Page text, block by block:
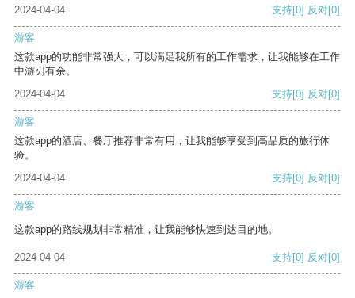
2024-04-04 支持[0] 反对[0]
游客
这款app的功能非常强大，可以满足我所有的工作需求，让我能够在工作
中游刃有余。
2024-04-04
支持[0] 反对[0]
游客
这款app的酒店、餐厅推荐非常有用，让我能够享受到高品质的旅行体
验。
2024-04-04
支持[0] 反对[0]
游客
这款app的路线规划非常精准，让我能够快速到达目的地。
2024-04-04 支持[0] 反对[0]
游客